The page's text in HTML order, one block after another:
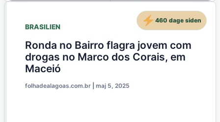
BRASILIEN
Ronda no Bairro flagra jovem com
drogas no Marco dos Corais, em
Maceió
folhadealagoas.com.br maj 5, 2025
460 dage siden